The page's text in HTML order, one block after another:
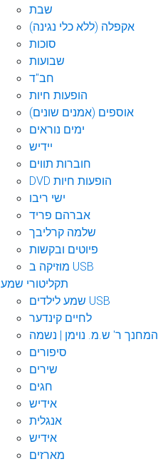
שבת
אקפלה (ללא כלי נגינה)
סוכות
שבועות
חב"ד
הופעות חיות
אוספים (אמנים שונים)
ימים נוראים
יידיש
חוברות תווים
DVD הופעות חיות
ישי ריבו
אברהם פריד
שלמה קרליבך
פיוטים ובקשות
מוזיקה ב USB
תקליטורי שמע
שמע לילדים USB
לחיים קינדער
המחנך ר' ש.מ. נוימן | נשמה
סיפורים
שירים
חגים
אידיש
אנגלית
אידיש
מארזים